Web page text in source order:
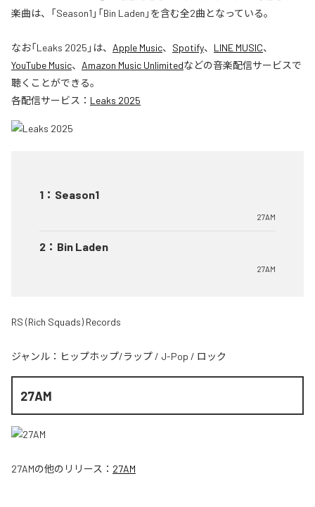
楽曲は、「Season1」「Bin Laden」を含む全2曲となっている。
なお「Leaks 2025 」は、 Apple Music、 Spotify、 LINE MUSIC、
YouTube Music、 Amazon Music Unlimitedなどの音楽配信サービスで
聴くことができる。
各配信サービス： Leaks 2025
1 ： Season1
27AM
2 ： Bin Laden
27AM
RS (Rich Squads) Records
ジャンル： ヒップホップ/ラップ / J-Pop / ロック
27AM
27AMの他のリリース： 27AM